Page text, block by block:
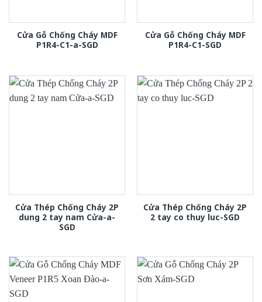
Cửa Gỗ Chống Cháy MDF
P1R4-C1-a-SGD
Cửa Gỗ Chống Cháy MDF
P1R4-C1-SGD
Cửa Thép Chống Cháy 2P
dung 2 tay nam Cửa-a-
SGD
Cửa Thép Chống Cháy 2P
2 tay co thuy luc-SGD